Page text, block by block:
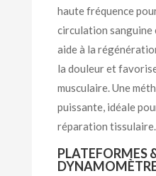
haute fréquence
circulation sanguine
aide à la
la douleur et
musculaire. Une
puissante, idéale
réparation tissulaire.
PLATEFORMES